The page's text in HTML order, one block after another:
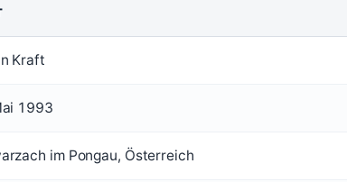
Kraft
1993
im Pongau, Österreich